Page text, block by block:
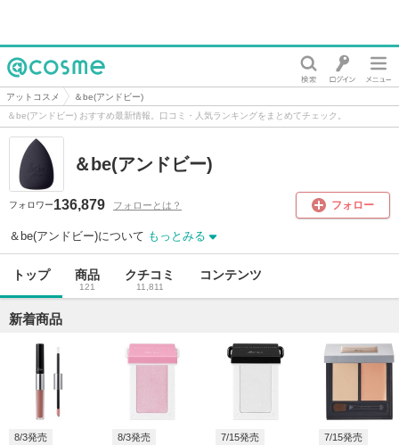
@cosme
アットコスメ
＆be(アンドビー)
＆be(アンドビー) おすすめ最新情報。口コミ・人気ランキングをまとめてチェック。
＆be(アンドビー)
フォロワー136,879 フォローとは？ フォロー
＆be(アンドビー)について もっとみる
トップ 商品
121
クチコミ
11,811
コンテンツ
新着商品
8/3発売 8/3発売 7/15発売 7/15発売